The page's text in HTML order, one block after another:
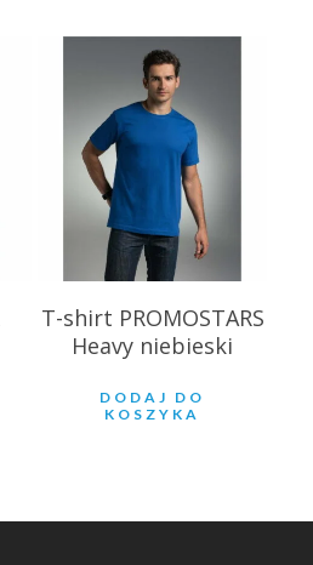
28.85zł
T-shirt PROMOSTARS
Heavy niebieski
DODAJ DO
KOSZYKA